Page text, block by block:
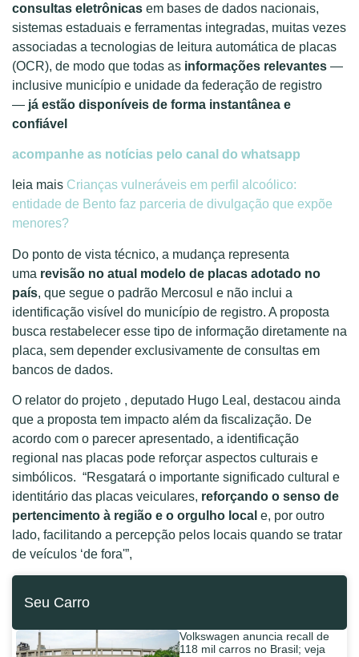
consultas eletrônicas em bases de dados nacionais,
sistemas estaduais e ferramentas integradas, muitas vezes
associadas a tecnologias de leitura automática de placas
(OCR), de modo que todas as informações relevantes —
inclusive município e unidade da federação de registro
— já estão disponíveis de forma instantânea e
confiável
acompanhe as notícias pelo canal do whatsapp
leia mais Crianças vulneráveis em perfil alcoólico:
entidade de Bento faz parceria de divulgação que expõe
menores?
Do ponto de vista técnico, a mudança representa
uma revisão no atual modelo de placas adotado no
país, que segue o padrão Mercosul e não inclui a
identificação visível do município de registro. A proposta
busca restabelecer esse tipo de informação diretamente na
placa, sem depender exclusivamente de consultas em
bancos de dados.
O relator do projeto , deputado Hugo Leal, destacou ainda
que a proposta tem impacto além da fiscalização. De
acordo com o parecer apresentado, a identificação
regional nas placas pode reforçar aspectos culturais e
simbólicos. “Resgatará o importante significado cultural e
identitário das placas veiculares, reforçando o senso de
pertencimento à região e o orgulho local e, por outro
lado, facilitando a percepção pelos locais quando se tratar
de veículos ‘de fora'”,
Seu Carro
Volkswagen anuncia recall de
118 mil carros no Brasil; veja